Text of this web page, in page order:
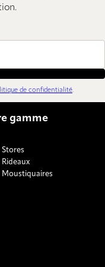
de confidentialité.
gamme
Stores
Rideaux
Moustiquaires